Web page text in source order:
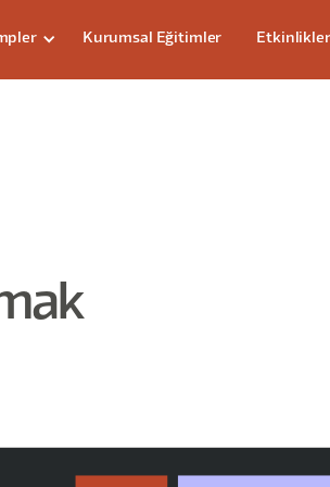
Kurumsal Eğitimler Etkinlikler